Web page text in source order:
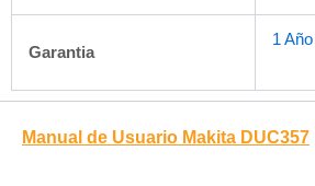
Garantia
1 Año
Manual de Usuario Makita DUC357